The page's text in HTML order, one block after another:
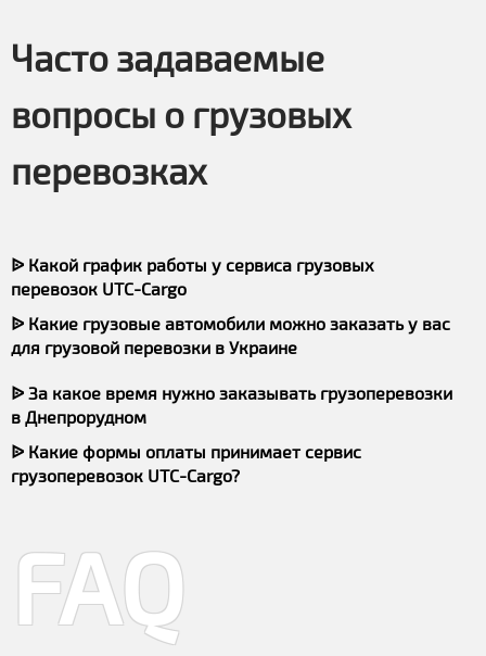
Часто задаваемые
вопросы о грузовых
перевозках
ᐉ Какой график работы у сервиса грузовых
перевозок UTC-Cargo
ᐉ Какие грузовые автомобили можно заказать у вас
для грузовой перевозки в Украине
ᐉ За какое время нужно заказывать грузоперевозки
в Днепрорудном
ᐉ Какие формы оплаты принимает сервис
грузоперевозок UTC-Cargo?
FAQ